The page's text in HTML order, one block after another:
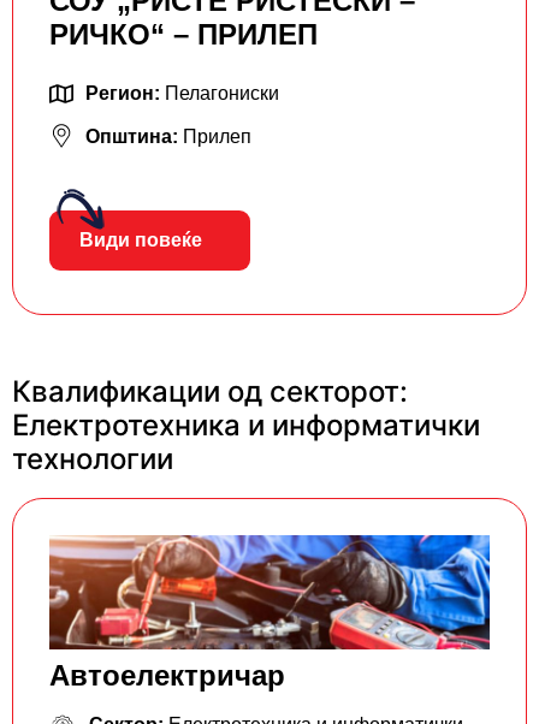
РИЧКО“ – ПРИЛЕП
Регион: Пелагониски
Општина: Прилеп
Види повеќе
Квалификации од секторот:
Електротехника и информатички
технологии
Aвтоелектричар